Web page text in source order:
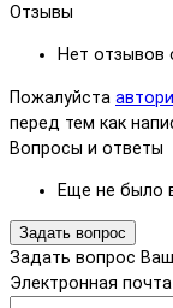
Отзывы
Нет отзывов
Пожалуйста
перед тем как
Вопросы и ответы
Еще не было
Задать вопрос
Задать вопрос
Электронная почта